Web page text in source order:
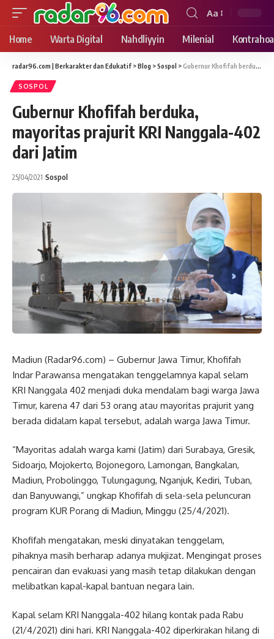
Font
Resizer
Aa
Home Warta Digital Nahdliyyin Milenial
radar96.com | Berkarakter dan Edukatif >Blog >Sospol >Gubernur Khofifah berduka, mayoritas prajurit KRI Nanggala-402 dari Jatim
SOSPOL
Gubernur Khofifah berduka,
mayoritas prajurit KRI Nanggala-402
dari Jatim
25/04/2021 Sospol
Madiun (Radar96.com) – Gubernur Jawa Timur, Khofifah
Indar Parawansa mengatakan tenggelamnya kapal selam
KRI Nanggala 402 menjadi duka mendalam bagi warga Jawa
Timur, karena 47 dari 53 orang atau mayoritas prajurit yang
berada didalam kapal tersebut, adalah warga Jawa Timur.
“Mayoritas adalah warga kami (Jatim) dari Surabaya, Gresik,
Sidoarjo, Mojokerto, Bojonegoro, Lamongan, Bangkalan,
Madiun, Probolinggo, Tulungagung, Nganjuk, Kediri, Tuban,
dan Banyuwangi,” ungkap Khofifah di sela-sela peluncuran
program KUR Porang di Madiun, Minggu (25/4/2021).
Khofifah mengatakan, meski dinyatakan tenggelam,
pihaknya masih berharap adanya mukjizat. Mengingat proses
pencairan dan evakuasi yang masih tetap dilakukan dengan
melibatkan kapal-kapal bantuan negara lain.
Kapal selam KRI Nanggala-402 hilang kontak pada Rabu
(21/4/2021) dini hari. KRI Nanggala-402 diperkirakan hilang di